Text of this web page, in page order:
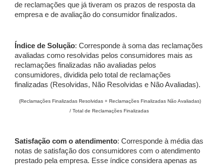
de reclamações que já tiveram os prazos de resposta da
empresa e de avaliação do consumidor finalizados.
Índice de Solução: Corresponde à soma das reclamações
avaliadas como resolvidas pelos consumidores mais as
reclamações finalizadas não avaliadas pelos
consumidores, dividida pelo total de reclamações
finalizadas (Resolvidas, Não Resolvidas e Não Avaliadas).
(Reclamações Finalizadas Resolvidas + Reclamações Finalizadas Não Avaliadas)
/ Total de Reclamações Finalizadas
Satisfação com o atendimento: Corresponde à média das
notas de satisfação dos consumidores com o atendimento
prestado pela empresa. Esse índice considera apenas as